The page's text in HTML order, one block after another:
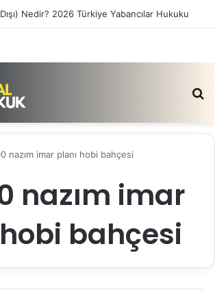
Nedir? 2026 Türkiye Yabancılar Hukuku
nazım imar planı hobi bahçesi
nazım imar
bahçesi